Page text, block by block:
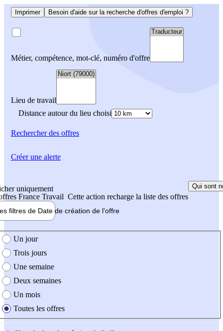
Imprimer Besoin d'aide sur la recherche d'offres d'emploi ?
Métier, compétence, mot-clé, numéro d'offre
Lieu de travail
Distance autour du lieu choisi
Rechercherdes offres
uniquement
France Travail Cette action recharge la liste des offres
Qui sont
filtres de Date de création de l'offre
création de l'offre
Un jour
Trois jours
Une semaine
Deux semaines
Un mois
Toutes les offres
Créer une alerte